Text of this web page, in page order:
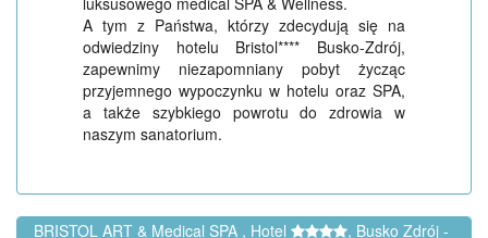
A tym z Państwa, którzy zdecydują się na
odwiedziny hotelu Bristol**** Busko-Zdrój,
zapewnimy niezapomniany pobyt życząc
przyjemnego wypoczynku w hotelu oraz SPA,
a także szybkiego powrotu do zdrowia w
naszym sanatorium.
BRISTOL ART & Medical SPA , Hotel , Busko Zdrój -